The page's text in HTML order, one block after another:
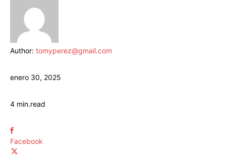
Author: tomyperez@gmail.com
enero 30, 2025
4 min.read
Facebook